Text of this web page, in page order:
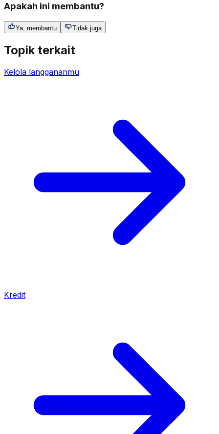
Apakah ini membantu?
Ya, membantu Tidak juga
Topik terkait
Kelola langgananmu
Kredit